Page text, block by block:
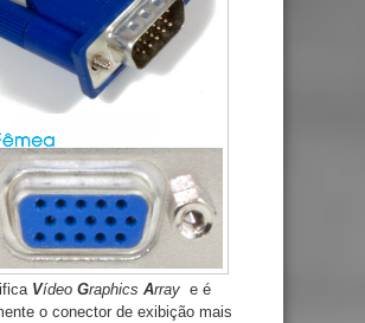
Vídeo Graphics Array e é
o conector de exibição mais